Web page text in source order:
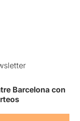
Barcelona con